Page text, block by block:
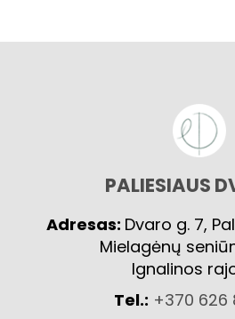
PALIESIAUS
Adresas: Dvaro g. 7,
Mielagėnų
Ignalinos
Tel.: +370 626